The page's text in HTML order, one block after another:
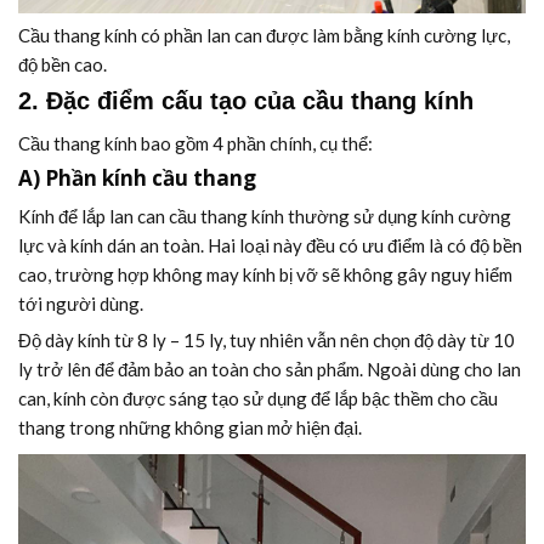
Cầu thang kính có phần lan can được làm bằng kính cường lực,
độ bền cao.
2. Đặc điểm cấu tạo của cầu thang kính
Cầu thang kính bao gồm 4 phần chính, cụ thể:
A) Phần kính cầu thang
Kính để lắp lan can cầu thang kính thường sử dụng kính cường
lực và kính dán an toàn. Hai loại này đều có ưu điểm là có độ bền
cao, trường hợp không may kính bị vỡ sẽ không gây nguy hiểm
tới người dùng.
Độ dày kính từ 8 ly – 15 ly, tuy nhiên vẫn nên chọn độ dày từ 10
ly trở lên để đảm bảo an toàn cho sản phẩm. Ngoài dùng cho lan
can, kính còn được sáng tạo sử dụng để lắp bậc thềm cho cầu
thang trong những không gian mở hiện đại.